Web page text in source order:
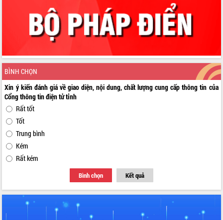
BÌNH CHỌN
Xin ý kiến đánh giá về giao diện, nội dung, chất lượng cung cấp thông tin của
Cổng thông tin điện tử tỉnh
Rất tốt
Tốt
Trung bình
Kém
Rất kém
Bình chọn Kết quả